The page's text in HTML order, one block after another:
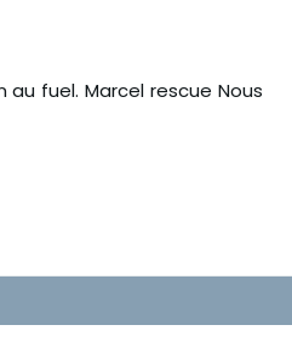
fuel. Marcel rescue Nous